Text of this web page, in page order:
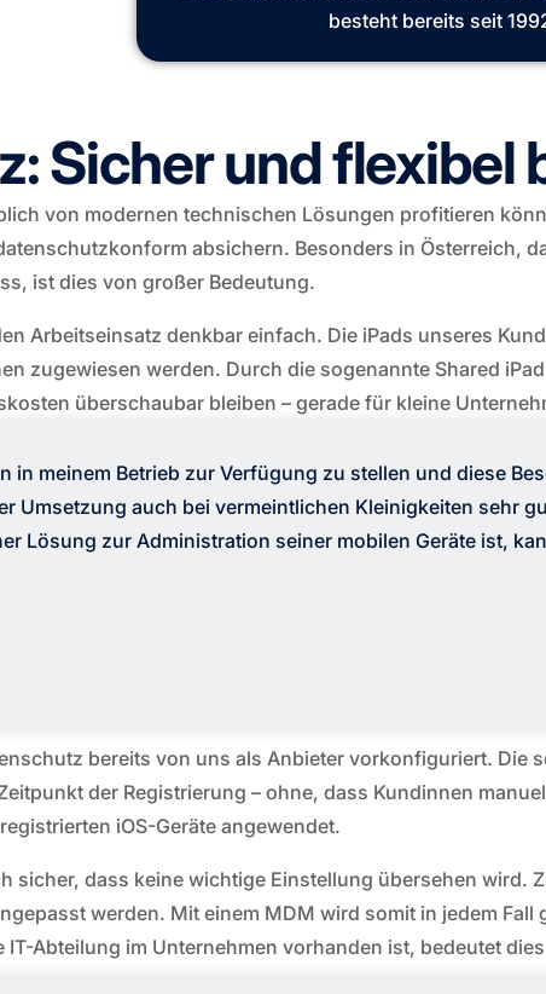
besteht bereits seit
Sicher und flexibel
von modernen technischen Lösungen profitieren
absichern. Besonders in Österreich,
ist dies von großer Bedeutung.
Arbeitseinsatz denkbar einfach. Die iPads unseres
zugewiesen werden. Durch die sogenannte Shared
überschaubar bleiben – gerade für kleine
meinem Betrieb zur Verfügung zu stellen und diese
Umsetzung auch bei vermeintlichen Kleinigkeiten sehr
Lösung zur Administration seiner mobilen Geräte ist,
bereits von uns als Anbieter vorkonfiguriert. Die
der Registrierung – ohne, dass Kundinnen
iOS-Geräte angewendet.
sicher, dass keine wichtige Einstellung übersehen wird.
werden. Mit einem MDM wird somit in jedem Fall
Abteilung im Unternehmen vorhanden ist, bedeutet